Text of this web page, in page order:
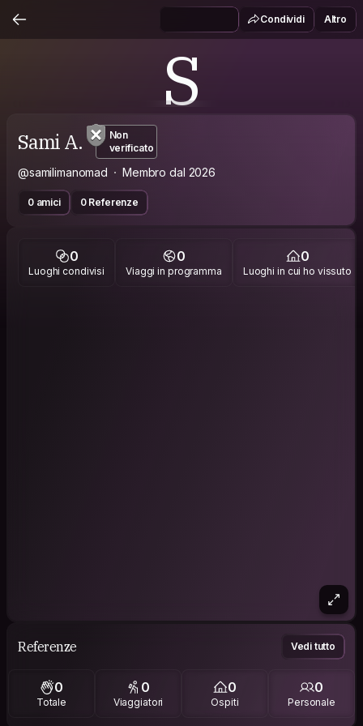
Condividi Altro
S
Sami A.
Non
verificato
@samilimanomad Membro dal 2026
0 amici 0 Referenze
0
Luoghi condivisi
0
Viaggi in programma
0
Luoghi in cui ho vissuto
Referenze Vedi tutto
0
Totale
0
Viaggiatori
0
Ospiti
0
Personale